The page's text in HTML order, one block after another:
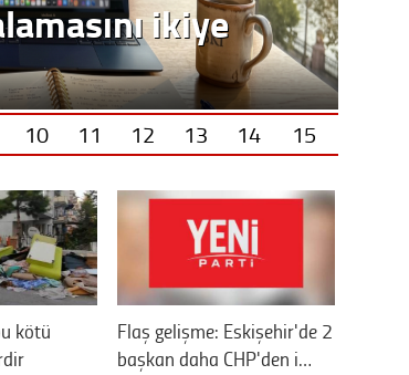
ikiye
10 11 12 13 14 15
kötü
Flaş gelişme: Eskişehir'de 2
başkan daha CHP'den i…